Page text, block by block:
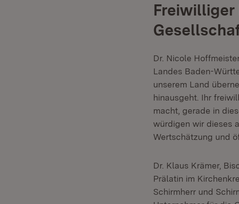
Freiwilliger
Dr. Nicole
Landes Baden-
unserem Land
hinausgeht. Ihr
macht, gerade in
würdigen wir dieses
Wertschätzung und
Dr. Klaus Krämer,
Prälatin im
Schirmherr und